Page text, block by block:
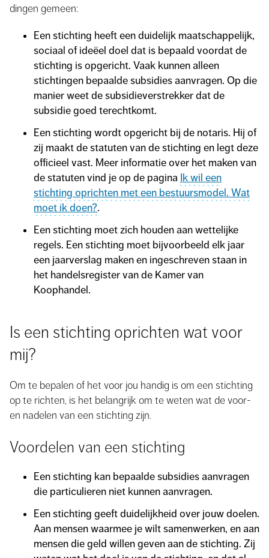
dingen gemeen:
Een stichting heeft een duidelijk maatschappelijk,
sociaal of ideëel doel dat is bepaald voordat de
stichting is opgericht. Vaak kunnen alleen
stichtingen bepaalde subsidies aanvragen. Op die
manier weet de subsidieverstrekker dat de
subsidie goed terechtkomt.
Een stichting wordt opgericht bij de notaris. Hij of
zij maakt de statuten van de stichting en legt deze
officieel vast. Meer informatie over het maken van
de statuten vind je op de pagina Ik wil een
stichting oprichten met een bestuursmodel. Wat
moet ik doen?.
Een stichting moet zich houden aan wettelijke
regels. Een stichting moet bijvoorbeeld elk jaar
een jaarverslag maken en ingeschreven staan in
het handelsregister van de Kamer van
Koophandel.
Is een stichting oprichten wat voor
mij?
Om te bepalen of het voor jou handig is om een stichting
op te richten, is het belangrijk om te weten wat de voor-
en nadelen van een stichting zijn.
Voordelen van een stichting
Een stichting kan bepaalde subsidies aanvragen
die particulieren niet kunnen aanvragen.
Een stichting geeft duidelijkheid over jouw doelen.
Aan mensen waarmee je wilt samenwerken, en aan
mensen die geld willen geven aan de stichting. Zij